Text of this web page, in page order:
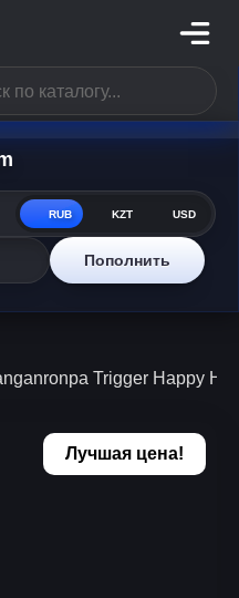
RUB KZT USD
Пополнить
Trigger Happy
Лучшая цена!